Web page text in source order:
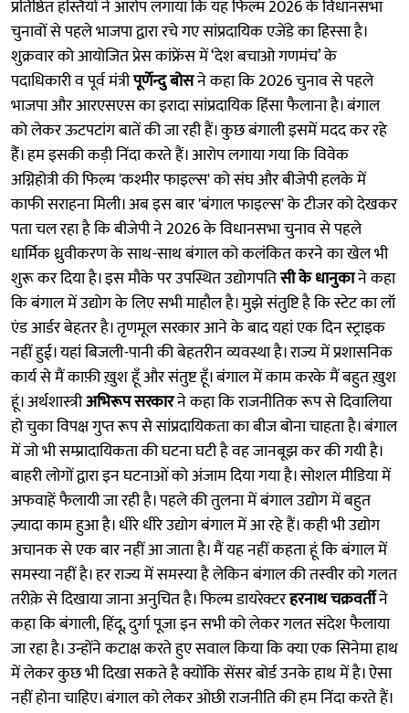
प्रतिष्ठित हस्तियों ने आरोप लगाया कि यह फिल्म 2026 के विधानसभा
चुनावों से पहले भाजपा द्वारा रचे गए सांप्रदायिक एजेंडे का हिस्सा है।
शुक्रवार को आयोजित प्रेस कांफ्रेंस में ‘देश बचाओ गणमंच’ के
पदाधिकारी व पूर्व मंत्रीपूर्णेन्दु बोसने कहा कि 2026 चुनाव से पहले
भाजपा और आरएसएस का इरादा सांप्रदायिक हिंसा फैलाना है। बंगाल
को लेकर ऊटपटांग बातें की जा रही हैं। कुछ बंगाली इसमें मदद कर रहे
हैंं। हम इसकी कड़ी निंदा करते हैं। आरोप लगाया गया कि विवेक
अग्निहोत्री की फिल्म 'कश्मीर फाइल्स' को संघ और बीजेपी हलके में
काफी सराहना मिली। अब इस बार 'बंगाल फाइल्स' के टीजर को देखकर
पता चल रहा है कि बीजेपी ने 2026 के विधानसभा चुनाव से पहले
धार्मिक ध्रुवीकरण के साथ-साथ बंगाल को कलंकित करने का खेल भी
शुरू कर दिया है। इस मौके पर उपस्थित उद्याेगपतिसी के धानुकाने कहा
कि बंगाल में उद्योग के लिए सभी माहौल है। मुझे संतुष्टि है कि स्टेट का लॉ
एंड आर्डर बेहतर है। तृणमूल सरकार आने के बाद यहां एक दिन स्ट्राइक
नहीं हुई। यहां बिजली-पानी की बेहतरीन व्यवस्था है। राज्य में प्रशासनिक
कार्य से मैं काफ़ी ख़ुश हूँ और संतुष्ट हूँ। बंगाल में काम करके मैं बहुत ख़ुश
हूं। अर्थशास्त्रीअभिरूप सरकारने कहा कि राजनीतिक रूप से दिवालिया
हो चुका विपक्ष गुप्त रूप से सांप्रदायिकता का बीज बोना चाहता है। बंगाल
में जो भी सम्प्रादायिकता की घटना घटी है वह जानबूझ कर की गयी है।
बाहरी लोगों द्वारा इन घटनाओं को अंजाम दिया गया है। सोशल मीडिया में
अफवाहें फैलायी जा रही है। पहले की तुलना में बंगाल उद्योग में बहुत
ज़्यादा काम हुआ है। धीरे धीरे उद्योग बंगाल में आ रहे हैं। कही भी उद्योग
अचानक से एक बार नहीं आ जाता है। मैं यह नहीं कहता हूं कि बंगाल में
समस्या नहीं है। हर राज्य में समस्या है लेकिन बंगाल की तस्वीर को गलत
तरीक़े से दिखाया जाना अनुचित है। फिल्म डायरेक्टरहरनाथ चक्रवर्तीने
कहा कि बंगाली, हिंदू, दुर्गा पूजा इन सभी को लेकर गलत संदेश फैलाया
जा रहा है। उन्होंने कटाक्ष करते हुए सवाल किया कि क्या एक सिनेमा हाथ
में लेकर कुछ भी दिखा सकते है क्योंकि सेंसर बोर्ड उनके हाथ में है। ऐसा
नहीं होना चाहिए। बंगाल को लेकर ओछी राजनीति की हम निंदा करते हैं।